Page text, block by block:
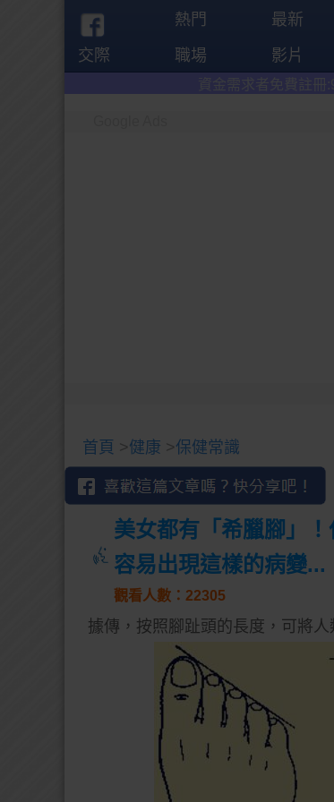
熱門 最新
交際
職場 影片
。全台
首頁 >健康 >保健常識
美女都有「希臘腳」
容易出現這樣的病變...
觀看人數：22305
據傳，按照腳趾頭的長度，可將